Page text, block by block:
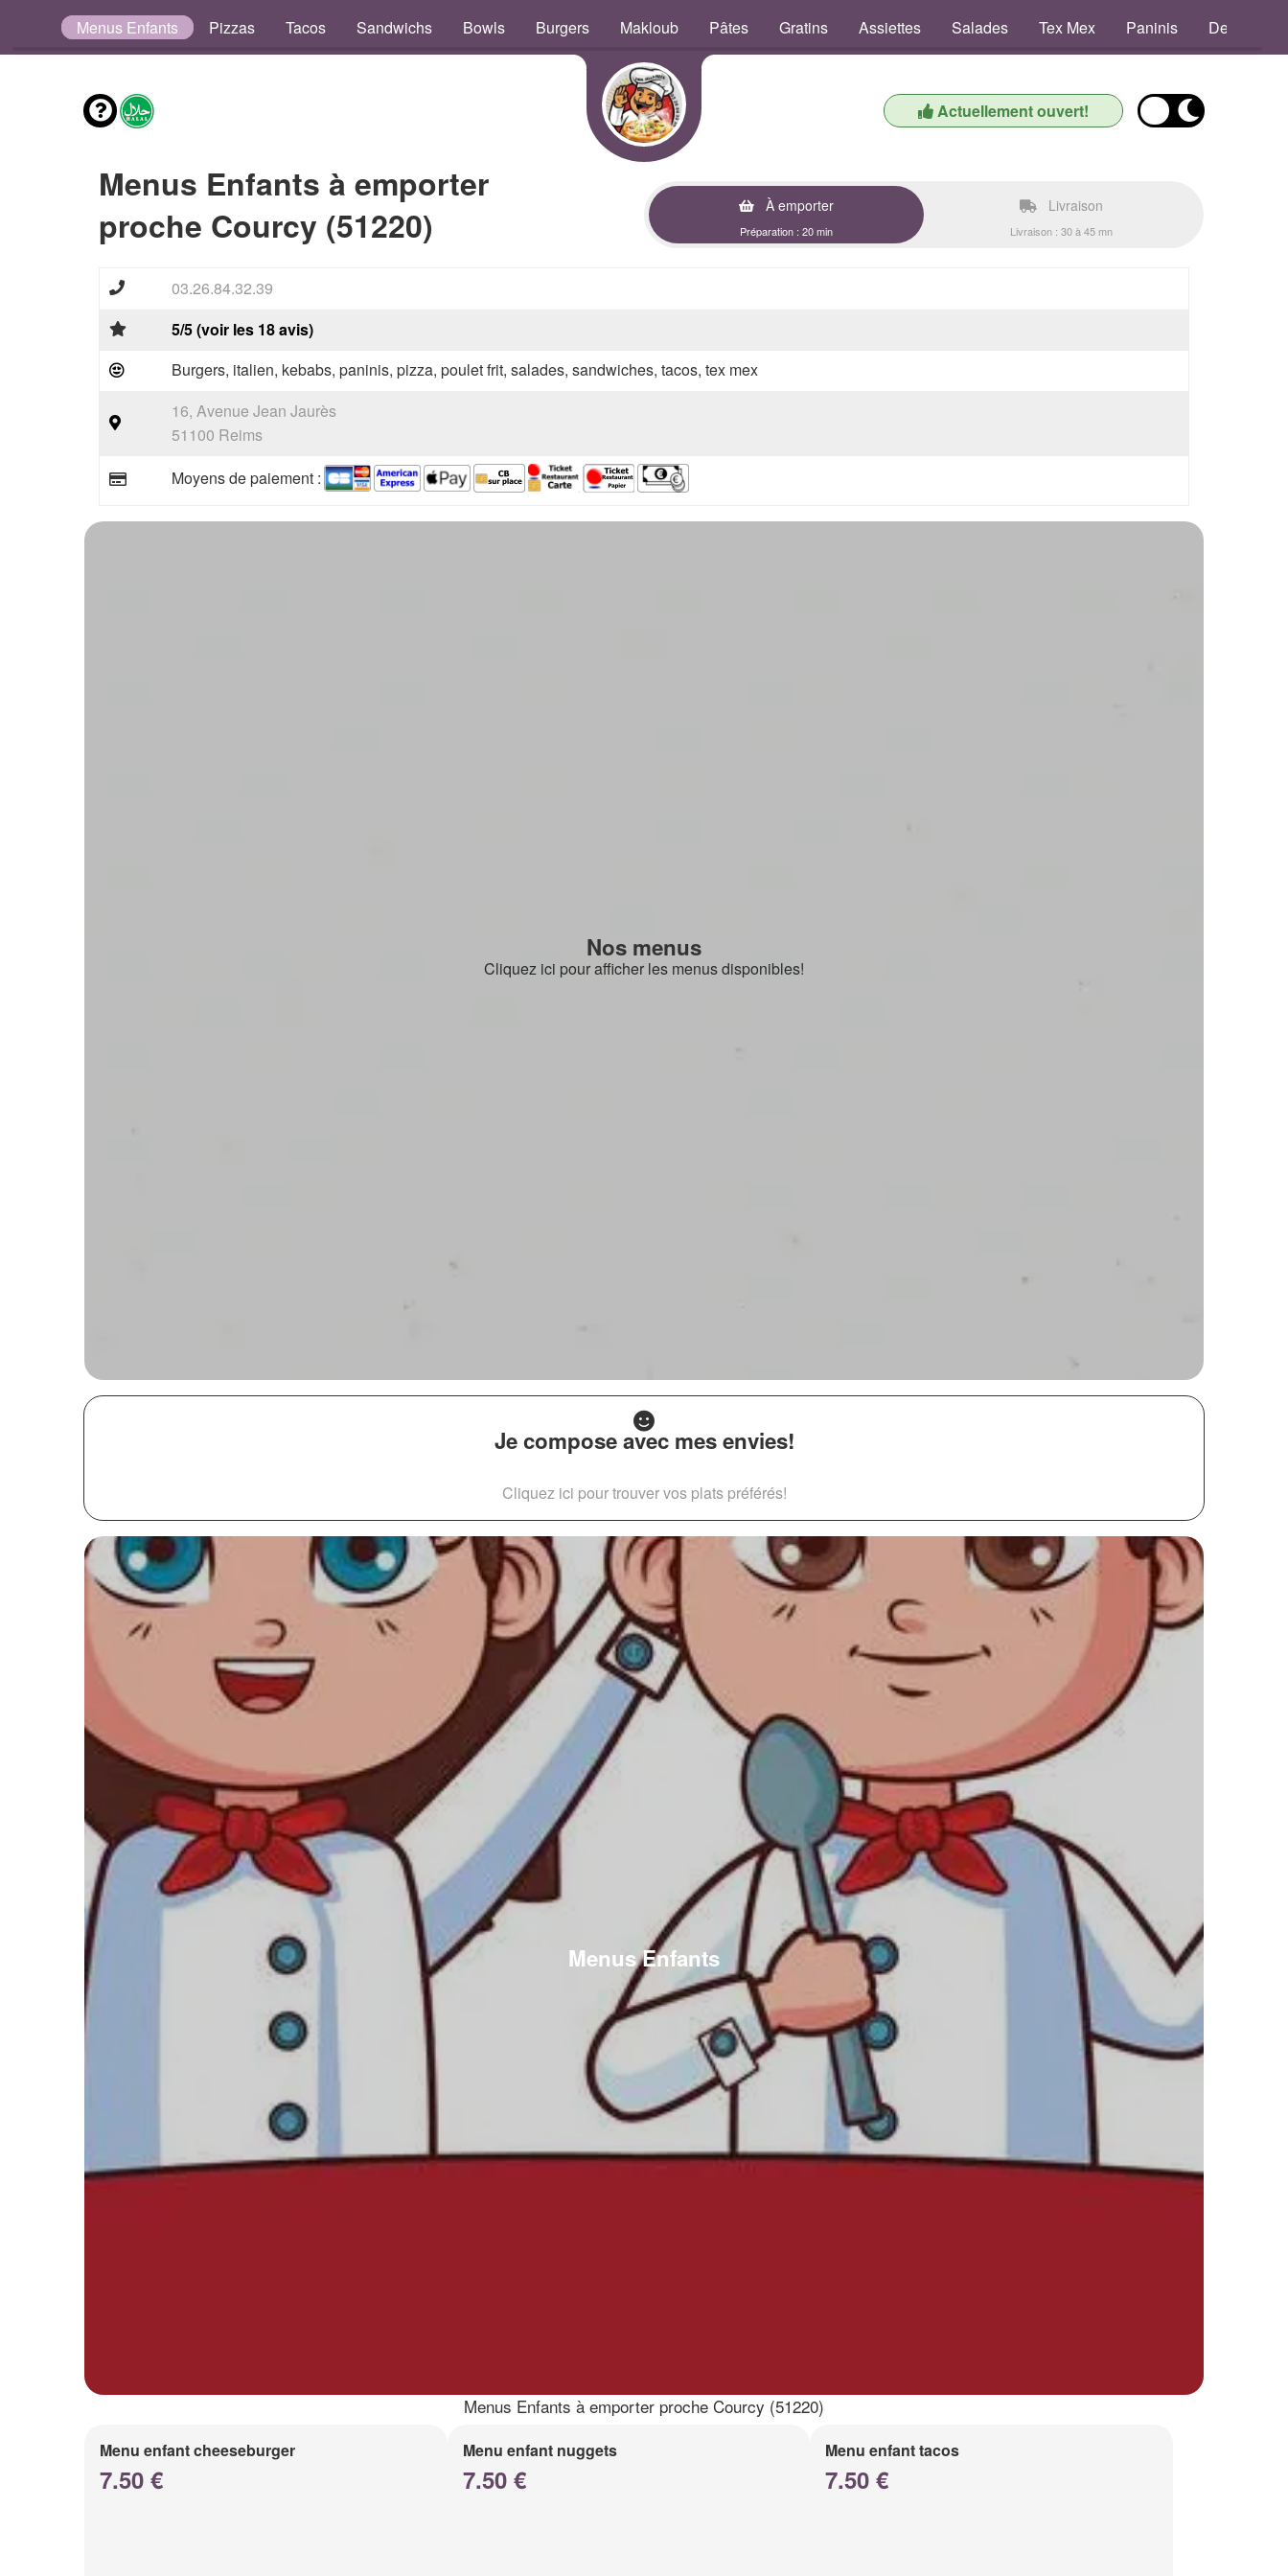
Menus Enfants Pizzas Tacos Sandwichs Bowls Burgers Makloub Pâtes Gratins Assiettes Salades Tex Mex Paninis Defsoces
Actuellement ouvert!
Menus Enfants à emporter
proche Courcy (51220)
À emporter
Préparation : 20 min
Livraison
Livraison : 30 à 45 mn
03.26.84.32.39
5/5 (voir les 18 avis)
Burgers, italien, kebabs, paninis, pizza, poulet frit, salades, sandwiches, tacos, tex mex
16, Avenue Jean Jaurès
51100 Reims
Moyens de paiement :
Nos menus
Cliquez ici pour afficher les menus disponibles!
Je compose avec mes envies!
Cliquez ici pour trouver vos plats préférés!
Menus Enfants
Menus Enfants à emporter proche Courcy (51220)
Menu enfant cheeseburger
7.50 €
Menu enfant nuggets
7.50 €
Menu enfant tacos
7.50 €